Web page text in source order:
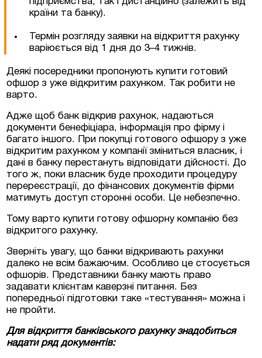
країни та банку).
Термін розгляду заявки на відкриття рахунку
варіюється від 1 дня до 3–4 тижнів.
Деякі посередники пропонують купити готовий
офшор з уже відкритим рахунком. Так робити не
варто.
Адже щоб банк відкрив рахунок, надаються
документи бенефіціара, інформація про фірму і
багато іншого. При покупці готового офшору з уже
відкритим рахунком у компанії зміниться власник, і
дані в банку перестануть відповідати дійсності. До
того ж, поки власник буде проходити процедуру
перереєстрації, до фінансових документів фірми
матимуть доступ сторонні особи. Це небезпечно.
Тому варто купити готову офшорну компанію без
відкритого рахунку.
Зверніть увагу, що банки відкривають рахунки
далеко не всім бажаючим. Особливо це стосується
офшорів. Представники банку мають право
задавати клієнтам каверзні питання. Без
попередньої підготовки таке «тестування» можна і
не пройти.
Для відкриття банківського рахунку знадобиться
надати ряд документів:
Залишити заявку
Згоден на обробку персональних даних